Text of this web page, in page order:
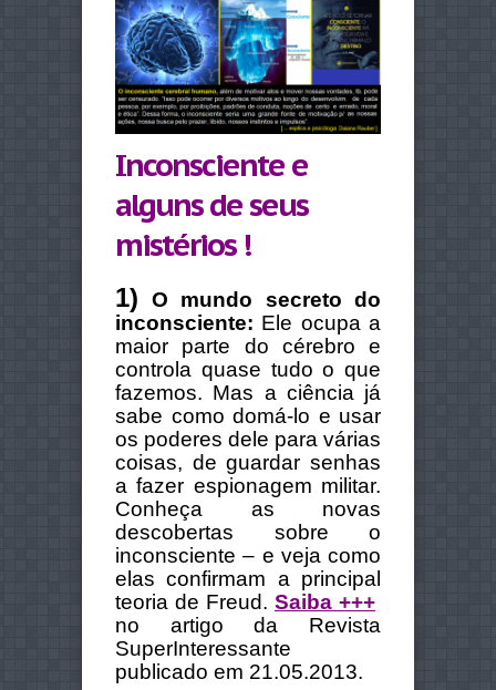
Inconsciente e
alguns de seus
mistérios !
1) O mundo secreto do
inconsciente: Ele ocupa a
maior parte do cérebro e
controla quase tudo o que
fazemos. Mas a ciência já
sabe como domá-lo e usar
os poderes dele para várias
coisas, de guardar senhas
a fazer espionagem militar.
Conheça as novas
descobertas sobre o
inconsciente – e veja como
elas confirmam a principal
teoria de Freud. Saiba +++
no artigo da Revista
SuperInteressante
publicado em 21.05.2013.